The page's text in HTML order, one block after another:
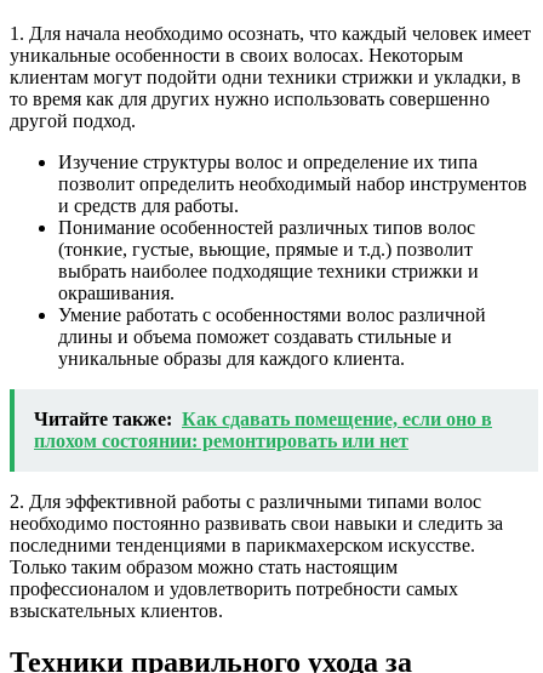
1. Для начала необходимо осознать, что каждый человек имеет
уникальные особенности в своих волосах. Некоторым
клиентам могут подойти одни техники стрижки и укладки, в
то время как для других нужно использовать совершенно
другой подход.
Изучение структуры волос и определение их типа
позволит определить необходимый набор инструментов
и средств для работы.
Понимание особенностей различных типов волос
(тонкие, густые, вьющие, прямые и т.д.) позволит
выбрать наиболее подходящие техники стрижки и
окрашивания.
Умение работать с особенностями волос различной
длины и объема поможет создавать стильные и
уникальные образы для каждого клиента.
Читайте также: Как сдавать помещение, если оно в
плохом состоянии: ремонтировать или нет
2. Для эффективной работы с различными типами волос
необходимо постоянно развивать свои навыки и следить за
последними тенденциями в парикмахерском искусстве.
Только таким образом можно стать настоящим
профессионалом и удовлетворить потребности самых
взыскательных клиентов.
Техники правильного ухода за